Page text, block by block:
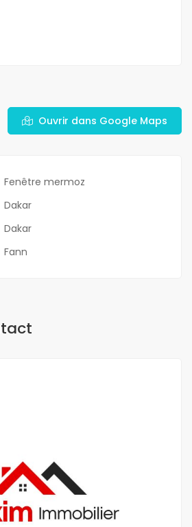
Ouvrir dans Google Maps
Fenêtre mermoz
Dakar
Dakar
Fann